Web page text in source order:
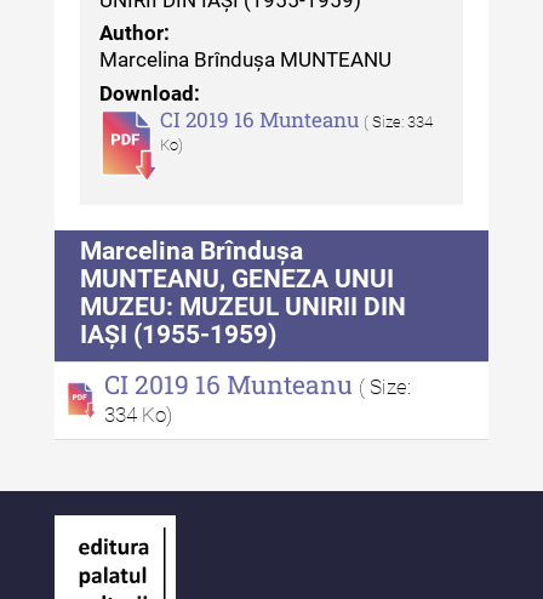
Author:
Marcelina Brîndușa MUNTEANU
Download:
CI 2019 16 Munteanu ( Size: 334
Ko)
Marcelina Brîndușa
MUNTEANU, GENEZA UNUI
MUZEU: MUZEUL UNIRII DIN
IAȘI (1955-1959)
CI 2019 16 Munteanu ( Size:
334 Ko)